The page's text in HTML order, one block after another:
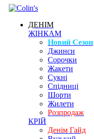
ДЕНІМ
ЖІНКАМ
Новий Сезон
Джинси
Сорочки
Жакети
Сукні
Спідниці
Шорти
Жилети
Розпродаж
КРІЙ
Денім Гайд